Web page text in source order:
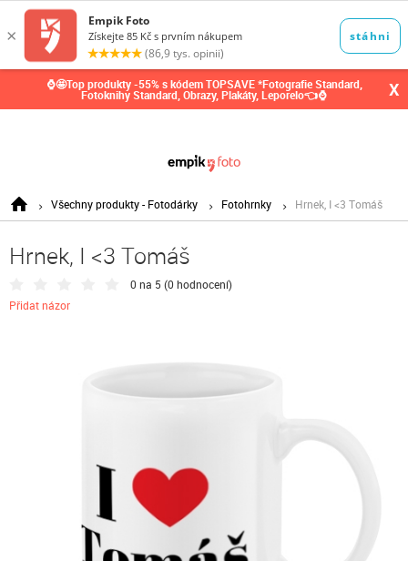
⌚🤩Top produkty -55% s kódem TOPSAVE *Fotografie Standard,
Fotoknihy Standard, Obrazy, Plakáty, Leporelo👈⌚ X
Všechny produkty - Fotodárky Fotohrnky Hrnek, I <3 Tomáš
Hrnek, I <3 Tomáš
0 na 5 (0 hodnocení)
Přidat názor